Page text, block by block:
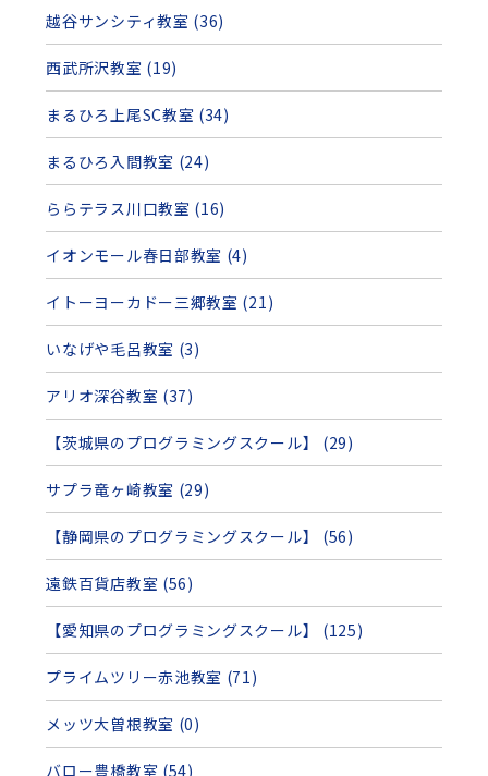
越谷サンシティ教室 (36)
西武所沢教室 (19)
まるひろ上尾SC教室 (34)
まるひろ入間教室 (24)
ららテラス川口教室 (16)
イオンモール春日部教室 (4)
イトーヨーカドー三郷教室 (21)
いなげや毛呂教室 (3)
アリオ深谷教室 (37)
【茨城県のプログラミングスクール】 (29)
サプラ竜ヶ崎教室 (29)
【静岡県のプログラミングスクール】 (56)
遠鉄百貨店教室 (56)
【愛知県のプログラミングスクール】 (125)
プライムツリー赤池教室 (71)
メッツ大曽根教室 (0)
バロー豊橋教室 (54)